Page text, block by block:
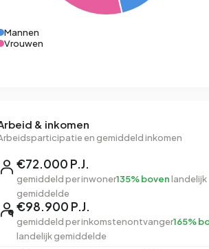
Mannen
Vrouwen
& inkomen
en gemiddeld inkomen
€72.000 P.J.
gemiddeld per inwoner135% bovenlandelijk
gemiddelde
€98.900 P.J.
gemiddeld per inkomstenontvanger165%
landelijk gemiddelde